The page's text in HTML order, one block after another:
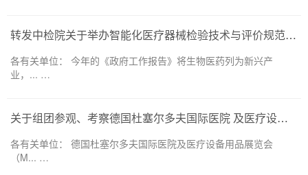
转发中检院关于举办智能化医疗器械检验技术与评价规范培训班的通知
各有关单位： 今年的《政府工作报告》将生物医药列为新兴产
业，... …
关于组团参观、考察德国杜塞尔多夫国际医院 及医疗设备用品展览会（MEDICA 2026） 的通知
各有关单位： 德国杜塞尔多夫国际医院及医疗设备用品展览会
（M... …